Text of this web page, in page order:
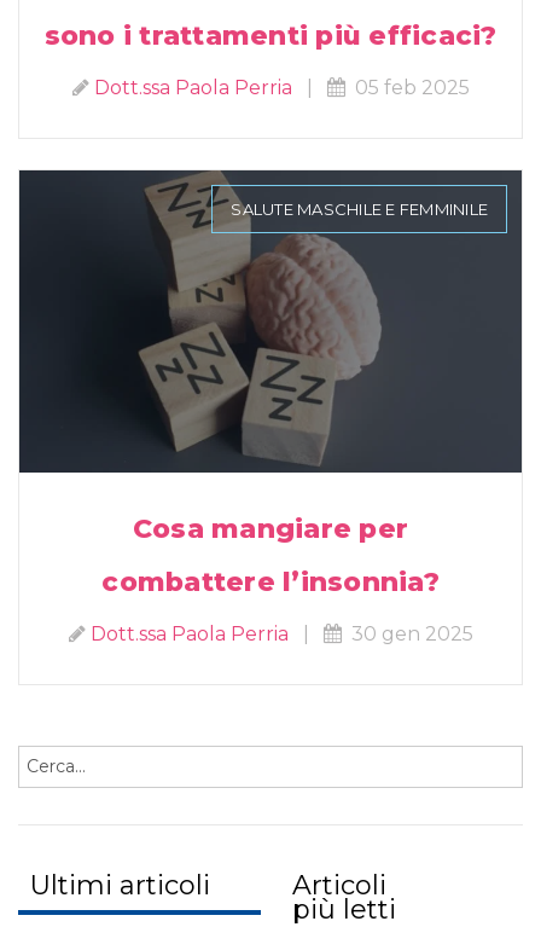
sono i trattamenti più efficaci?
Dott.ssa Paola Perria 05 feb 2025
SALUTE MASCHILE E FEMMINILE
Cosa mangiare per
combattere l’insonnia?
Dott.ssa Paola Perria 30 gen 2025
Ultimi articoli Articoli
più letti